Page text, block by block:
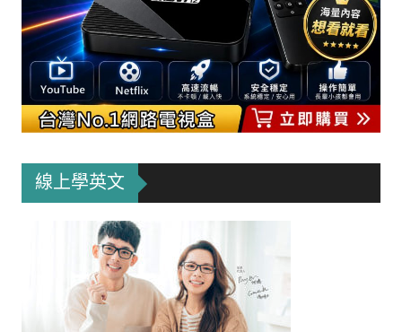
線上學英文